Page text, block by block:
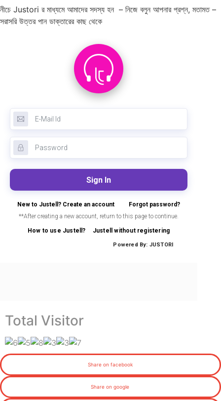
নীচে Justori র মাধ্যমে আমাদের সদস্য হন – নিজে বলুন আপনার প্রশ্ন, মতামত –
সরাসরি উত্তর পান ডাক্তারের কাছ থেকে
Total Visitor
Share on facebook
Share on google